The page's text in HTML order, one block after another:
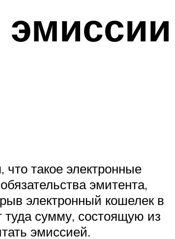
такое электронные
эмитента,
электронный кошелек в
туда сумму, состоящую из
эмиссией.